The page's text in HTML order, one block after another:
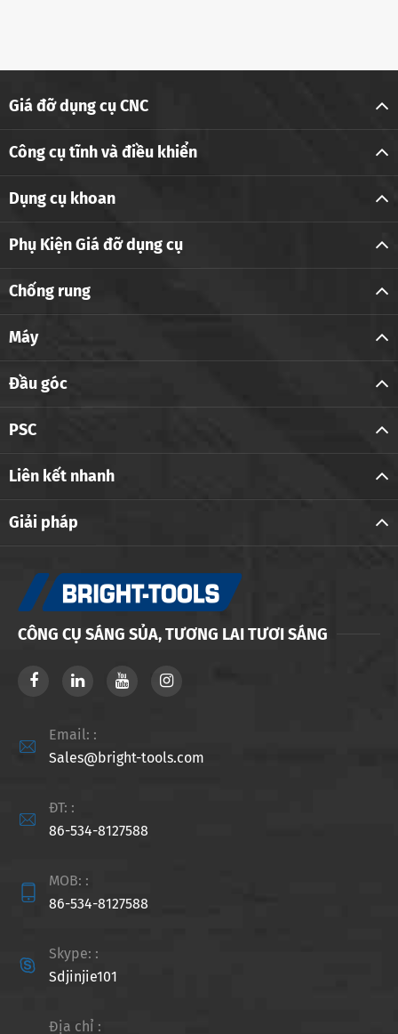
Giá đỡ dụng cụ CNC
Công cụ tĩnh và điều khiển
Dụng cụ khoan
Phụ Kiện Giá đỡ dụng cụ
Chống rung
Máy
Đầu góc
PSC
Liên kết nhanh
Giải pháp
CÔNG CỤ SÁNG SỦA, TƯƠNG LAI TƯƠI SÁNG

Email: :
Sales@bright-tools.com

ĐT: :
86-534-8127588

MOB: :
86-534-8127588

Skype: :
Sdjinjie101
Địa chỉ :